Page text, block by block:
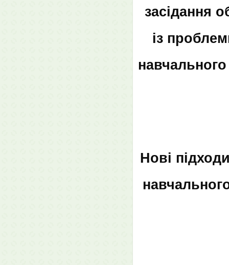
засідання
із
Нові